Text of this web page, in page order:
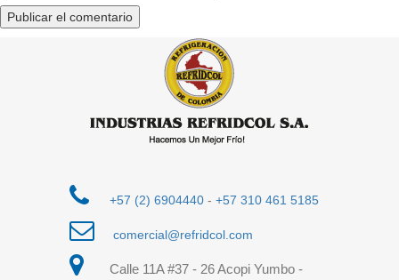
+57 (2) 6904440- +57 310 461 5185
comercial@refridcol.com
Calle 11A #37 - 26 Acopi Yumbo -